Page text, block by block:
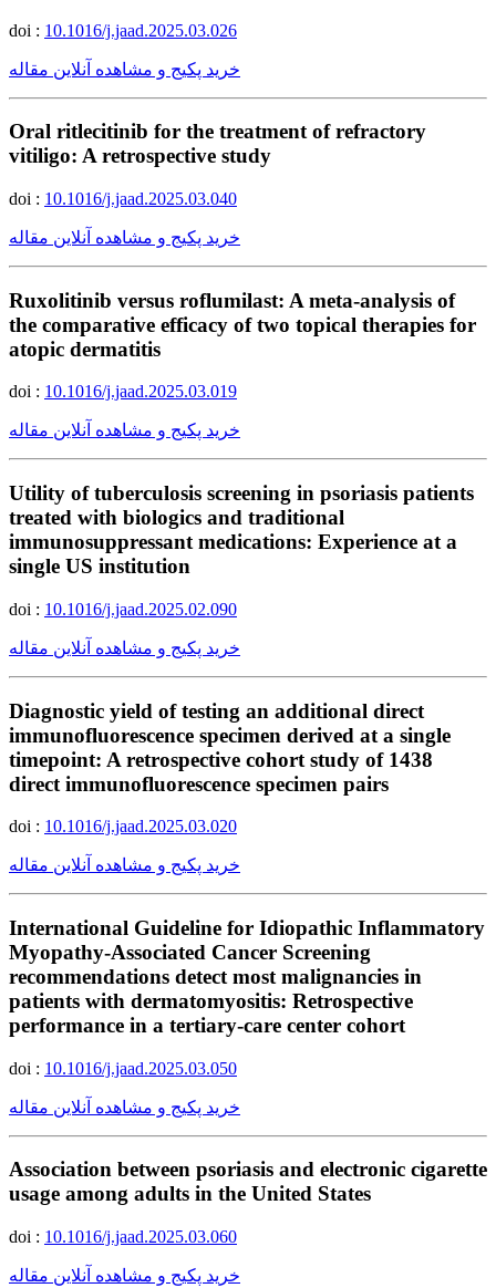
doi : 10.1016/j.jaad.2025.03.026
خرید پکیج و مشاهده آنلاین مقاله
Oral ritlecitinib for the treatment of refractory
vitiligo: A retrospective study
doi : 10.1016/j.jaad.2025.03.040
خرید پکیج و مشاهده آنلاین مقاله
Ruxolitinib versus roflumilast: A meta-analysis of
the comparative efficacy of two topical therapies for
atopic dermatitis
doi : 10.1016/j.jaad.2025.03.019
خرید پکیج و مشاهده آنلاین مقاله
Utility of tuberculosis screening in psoriasis patients
treated with biologics and traditional
immunosuppressant medications: Experience at a
single US institution
doi : 10.1016/j.jaad.2025.02.090
خرید پکیج و مشاهده آنلاین مقاله
Diagnostic yield of testing an additional direct
immunofluorescence specimen derived at a single
timepoint: A retrospective cohort study of 1438
direct immunofluorescence specimen pairs
doi : 10.1016/j.jaad.2025.03.020
خرید پکیج و مشاهده آنلاین مقاله
International Guideline for Idiopathic Inflammatory
Myopathy-Associated Cancer Screening
recommendations detect most malignancies in
patients with dermatomyositis: Retrospective
performance in a tertiary-care center cohort
doi : 10.1016/j.jaad.2025.03.050
خرید پکیج و مشاهده آنلاین مقاله
Association between psoriasis and electronic cigarette
usage among adults in the United States
doi : 10.1016/j.jaad.2025.03.060
خرید پکیج و مشاهده آنلاین مقاله